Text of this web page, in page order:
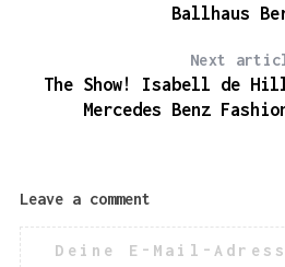
Ballhaus
Next
The Show! Isabell de
Mercedes Benz
Leave a comment
Deine E-Mail-
h
f